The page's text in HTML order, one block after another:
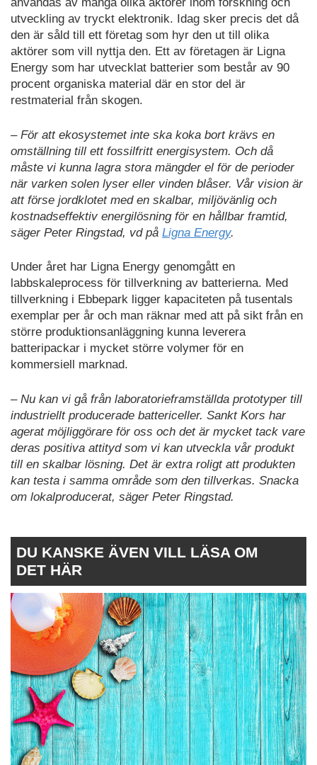
användas av många olika aktörer inom forskning och
utveckling av tryckt elektronik. Idag sker precis det då
den är såld till ett företag som hyr den ut till olika
aktörer som vill nyttja den. Ett av företagen är Ligna
Energy som har utvecklat batterier som består av 90
procent organiska material där en stor del är
restmaterial från skogen.
– För att ekosystemet inte ska koka bort krävs en
omställning till ett fossilfritt energisystem. Och då
måste vi kunna lagra stora mängder el för de perioder
när varken solen lyser eller vinden blåser. Vår vision är
att förse jordklotet med en skalbar, miljövänlig och
kostnadseffektiv energilösning för en hållbar framtid,
säger Peter Ringstad, vd på Ligna Energy.
Under året har Ligna Energy genomgått en
labbskaleprocess för tillverkning av batterierna. Med
tillverkning i Ebbepark ligger kapaciteten på tusentals
exemplar per år och man räknar med att på sikt från en
större produktionsanläggning kunna leverera
batteripackar i mycket större volymer för en
kommersiell marknad.
– Nu kan vi gå från laboratorieframställda prototyper till
industriellt producerade battericeller. Sankt Kors har
agerat möjliggörare för oss och det är mycket tack vare
deras positiva attityd som vi kan utveckla vår produkt
till en skalbar lösning. Det är extra roligt att produkten
kan testa i samma område som den tillverkas. Snacka
om lokalproducerat, säger Peter Ringstad.
DU KANSKE ÄVEN VILL LÄSA OM
DET HÄR